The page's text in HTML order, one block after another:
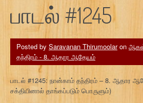
பாடல் #1245
Posted by Saravanan Thirumoolaron
தந்திரம் - 8. ஆதார ஆதேயம்
பாடல் #1245: நான்காம் தந்திரம் – 8. ஆதார
சக்தியினால் தாங்கப்படும் பொருளும்)